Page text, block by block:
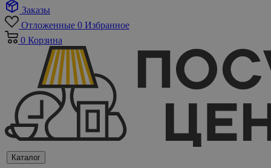
Заказы
Отложенные 0 Избранное
0 Корзина
Каталог